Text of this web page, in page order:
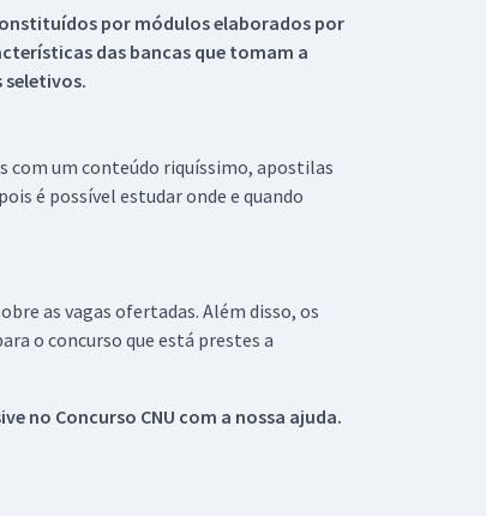
por módulos elaborados por
das bancas que tomam a
com um conteúdo riquíssimo, apostilas
é possível estudar onde e quando
as vagas ofertadas. Além disso, os
o concurso que está prestes a
no Concurso CNU com a nossa ajuda.